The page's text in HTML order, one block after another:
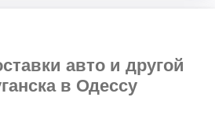
авто и другой
в Одессу